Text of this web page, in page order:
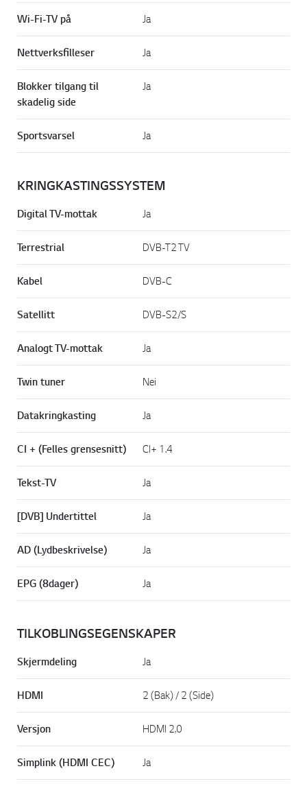
Wi-Fi-TV på Ja
Nettverksfilleser Ja
Blokker tilgang til
skadelig side
Ja
Sportsvarsel Ja
KRINGKASTINGSSYSTEM
Digital TV-mottak Ja
Terrestrial DVB-T2 TV
Kabel DVB-C
Satellitt DVB-S2/S
Analogt TV-mottak Ja
Twin tuner Nei
Datakringkasting Ja
CI + (Felles grensesnitt) CI+ 1.4
Tekst-TV Ja
[DVB] Undertittel Ja
AD (Lydbeskrivelse) Ja
EPG (8dager) Ja
TILKOBLINGSEGENSKAPER
Skjermdeling Ja
HDMI 2 (Bak) / 2 (Side)
Versjon HDMI 2.0
Simplink (HDMI CEC) Ja